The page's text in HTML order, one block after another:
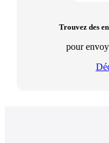
Trouvez des
pour